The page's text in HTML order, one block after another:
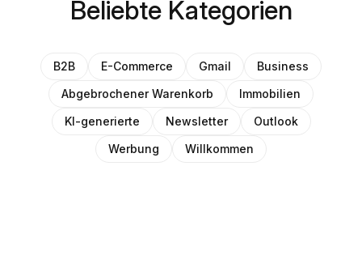
Beliebte Kategorien
B2B E-Commerce Gmail
Business
Abgebrochener Warenkorb
Immobilien
KI-generierte
Newsletter
Outlook
Werbung
Willkommen